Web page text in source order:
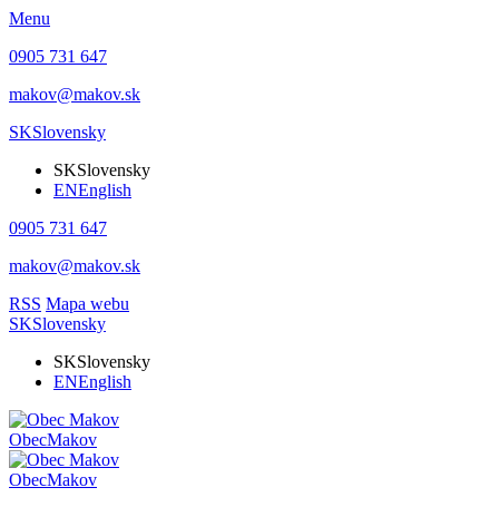
Menu
0905 731 647
makov@makov.sk
SKSlovensky
SKSlovensky
ENEnglish
0905 731 647
makov@makov.sk
RSS Mapa webu
SKSlovensky
SKSlovensky
ENEnglish
ObecMakov
ObecMakov